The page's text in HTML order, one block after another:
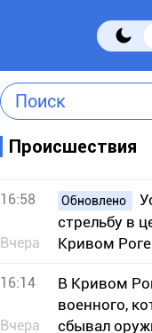
Поиск
Происшествия
16:58
Вчера
Обновлено
стрельбу в
Кривом
16:14
Вчера
В Кривом
военного,
сбывал